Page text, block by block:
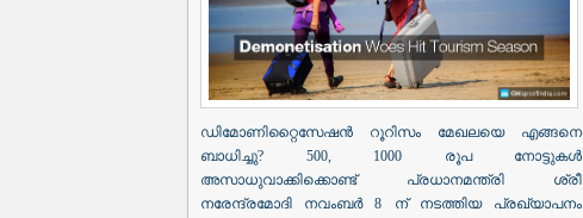
ഡിമോണിറ്റൈസേഷൻ റൂറിസം മേഖലയെ എങ്ങനെ
ബാധിച്ചു? 500, 1000 രൂപ നോട്ടുകൾ
അസാധുവാക്കിക്കൊണ്ട് പ്രധാനമന്ത്രി ശ്രീ
നരേന്ദ്രമോദി നവംബർ 8 ന് നടത്തിയ പ്രഖ്യാപനം